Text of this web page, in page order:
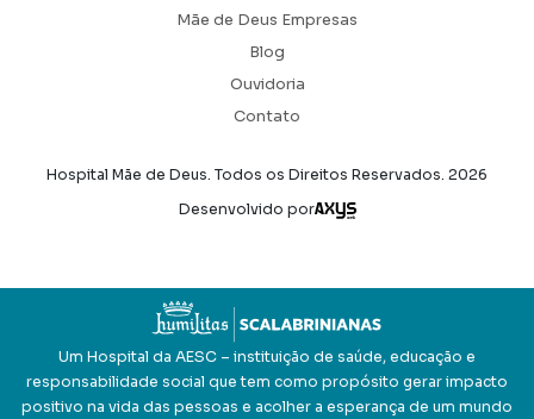
Mãe de Deus Empresas
Blog
Ouvidoria
Contato
Hospital Mãe de Deus. Todos os Direitos Reservados. 2026
Desenvolvido por
Axysweb
Um Hospital da AESC – instituição de saúde, educação e
responsabilidade social que tem como propósito gerar impacto
positivo na vida das pessoas e acolher a esperança de um mundo